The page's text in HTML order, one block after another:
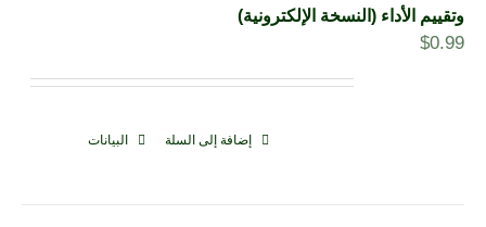
وتقييم الأداء (النسخة الإلكترونية)
$0.99
إضافة إلى السلة البيانات